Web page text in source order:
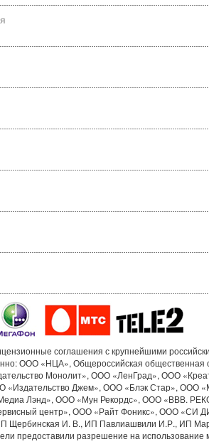
соглашения с крупнейшими
ООО «НЦА», Общероссийская общественная
Монолит», ООО «ЛенГрад», ООО
Джем», ООО «Блэк Стар», ООО
Лэнд», ООО «Мун Рекордс», ООО «ВВВ.
центр», ООО «Райт Фоникс», ООО «СИ
Щербинская И. В., ИП Павлиашвили И.Р., ИП
предоставили разрешение на использование